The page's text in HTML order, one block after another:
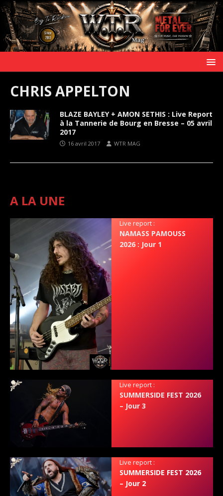
CHRIS APPELTON
BLAZE BAYLEY + AMON SETHIS : Live Report
à la Tannerie de Bourg en Bresse – 05 avril
2017
16 avril 2017 WTR MAG
A LA UNE
Live report :
NAMASS PAMOUSS
2026 : Jour 1
Live report :
SUMMERSIDE FEST 2026
– Jour 3
Live report :
SUMMERSIDE FEST 2026
– Jour 2